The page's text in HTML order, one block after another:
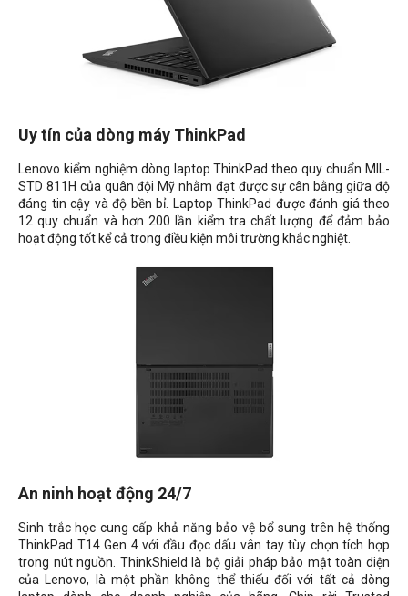
Uy tín của dòng máy ThinkPad
Lenovo kiểm nghiệm dòng laptop ThinkPad theo quy chuẩn MIL-
STD 811H của quân đội Mỹ nhằm đạt được sự cân bằng giữa độ
đáng tin cậy và độ bền bỉ. Laptop ThinkPad được đánh giá theo
12 quy chuẩn và hơn 200 lần kiểm tra chất lượng để đảm bảo
hoạt động tốt kể cả trong điều kiện môi trường khắc nghiệt.
An ninh hoạt động 24/7
Sinh trắc học cung cấp khả năng bảo vệ bổ sung trên hệ thống
ThinkPad T14 Gen 4 với đầu đọc dấu vân tay tùy chọn tích hợp
trong nút nguồn. ThinkShield là bộ giải pháp bảo mật toàn diện
của Lenovo, là một phần không thể thiếu đối với tất cả dòng